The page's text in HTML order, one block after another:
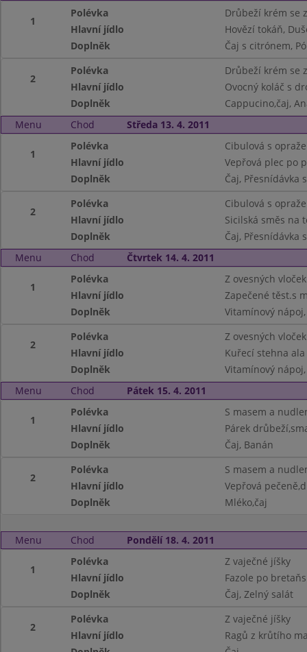
1
Polévka
Drůbeží krém se
Hlavní jídlo
Hovězí tokáň,
Doplněk
Čaj s citrónem,
2
Polévka
Drůbeží krém se
Hlavní jídlo
Ovocný koláč s
Doplněk
Cappucino,čaj,
Menu
Chod Středa 13. 4. 2011
1
Polévka
Cibulová s
Hlavní jídlo
Vepřová plec po
Doplněk
Čaj, Přesnídávka
2
Polévka
Cibulová s
Hlavní jídlo
Sicilská směs na
Doplněk
Čaj, Přesnídávka
Menu
Chod Čtvrtek 14. 4. 2011
1
Polévka
Z ovesných vloček
Hlavní jídlo
Zapečené těst.s
Doplněk
Vitamínový
2
Polévka
Z ovesných vloček
Hlavní jídlo
Kuřecí stehna
Doplněk
Vitamínový
Menu
Chod Pátek 15. 4. 2011
1
Polévka
S masem a
Hlavní jídlo
Párek
Doplněk
Čaj, Banán
2
Polévka
S masem a
Hlavní jídlo
Vepřová
Doplněk
Mléko,čaj
Menu Chod Pondělí 18. 4. 2011
1
Polévka
Z vaječné jíšky
Hlavní jídlo
Fazole po
Doplněk
Čaj, Zelný salát
2
Polévka
Z vaječné jíšky
Hlavní jídlo
Ragů z krůtího